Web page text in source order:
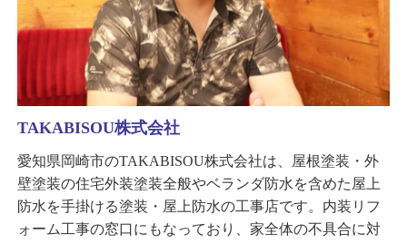
TAKABISOU株式会社
愛知県岡崎市のTAKABISOU株式会社は、屋根塗装・外
壁塗装の住宅外装塗装全般やベランダ防水を含めた屋上
防水を手掛ける塗装・屋上防水の工事店です。内装リフ
ォーム工事の窓口にもなっており、家全体の不具合に対